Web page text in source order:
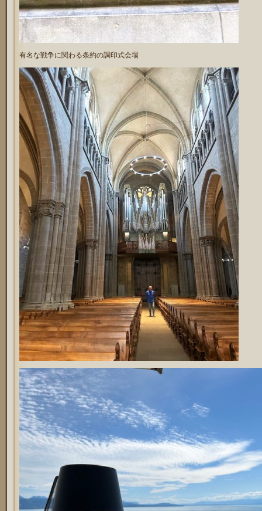
有名な戦争に関わる条約の調印式会場